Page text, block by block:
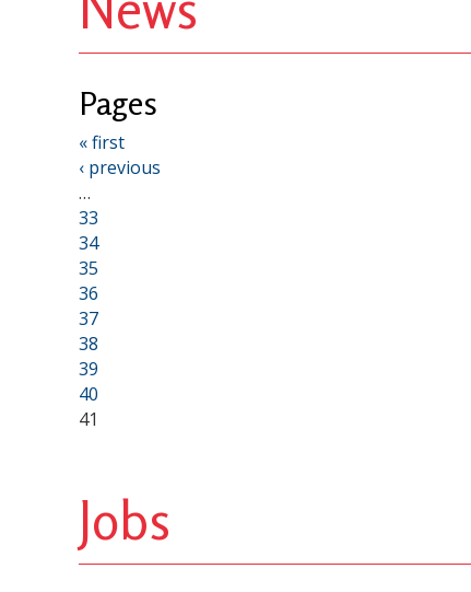
Pages
« first
‹ previous
…
33
34
35
36
37
38
39
40
41
Jobs